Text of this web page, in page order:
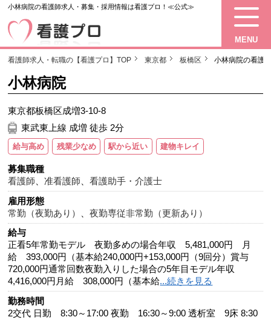
小林病院の看護師求人・募集・採用情報は看護プロ！≪公式≫
MENU
看護師求人・転職の【看護プロ】TOP 東京都 板橋区 小林病院の看護
小林病院
東京都板橋区成増3-10-8
東武東上線 成増 徒歩 2分
給与高め 残業少なめ 駅から近い 建物キレイ
募集職種
看護師 、准看護師 、看護助手・介護士
雇用形態
常勤（夜勤あり）
、夜勤専従非常勤（更新あり）
給与
正看5年常勤モデル 夜勤多めの場合年収 5,481,000円 月
給 393,000円（基本給240,000円+153,000円（9回分）賞与
720,000円通常回数夜勤入りした場合の5年目モデル年収
4,416,000円月給 308,000円（基本給...続きを見る
勤務時間
2交代 日勤 8:30～17:00 夜勤 16:30～9:00 透析室 9床 8:30